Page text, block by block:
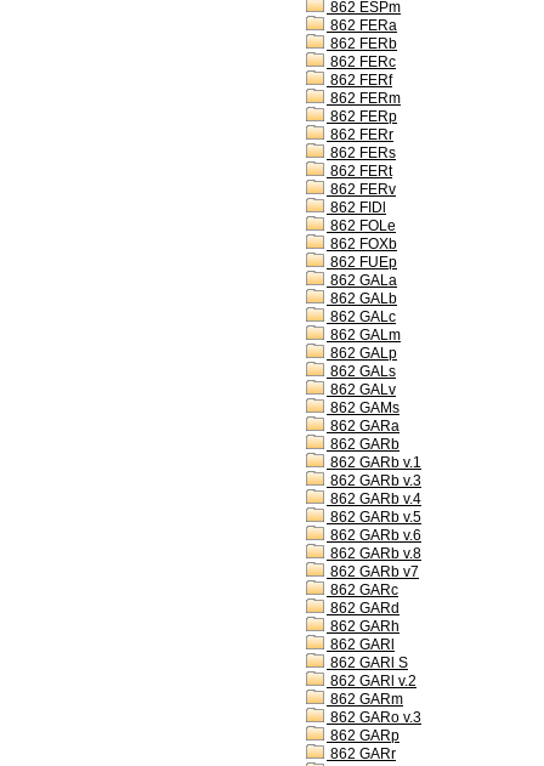
862 ESPm
862 FERa
862 FERb
862 FERc
862 FERf
862 FERm
862 FERp
862 FERr
862 FERs
862 FERt
862 FERv
862 FIDl
862 FOLe
862 FOXb
862 FUEp
862 GALa
862 GALb
862 GALc
862 GALm
862 GALp
862 GALs
862 GALv
862 GAMs
862 GARa
862 GARb
862 GARb v.1
862 GARb v.3
862 GARb v.4
862 GARb v.5
862 GARb v.6
862 GARb v.8
862 GARb v7
862 GARc
862 GARd
862 GARh
862 GARl
862 GARl S
862 GARl v.2
862 GARm
862 GARo v.3
862 GARp
862 GARr